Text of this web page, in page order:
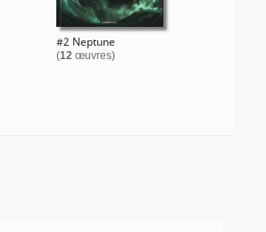
#2 Neptune
(12œuvres)